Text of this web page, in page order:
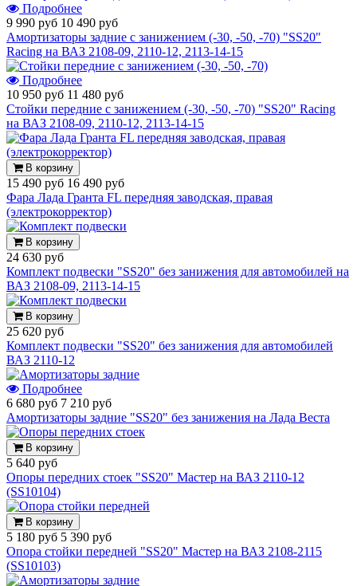
Подробнее
9 990 руб 10 490 руб
Амортизаторы задние с занижением (-30, -50, -70) "SS20"
Racing на ВАЗ 2108-09, 2110-12, 2113-14-15
Подробнее
10 950 руб 11 480 руб
Стойки передние с занижением (-30, -50, -70) "SS20" Racing
на ВАЗ 2108-09, 2110-12, 2113-14-15
В корзину
15 490 руб 16 490 руб
Фара Лада Гранта FL передняя заводская, правая
(электрокорректор)
В корзину
24 630 руб
Комплект подвески "SS20" без занижения для автомобилей на
ВАЗ 2108-09, 2113-14-15
В корзину
25 620 руб
Комплект подвески "SS20" без занижения для автомобилей
ВАЗ 2110-12
Подробнее
6 680 руб 7 210 руб
Амортизаторы задние "SS20" без занижения на Лада Веста
В корзину
5 640 руб
Опоры передних стоек "SS20" Мастер на ВАЗ 2110-12
(SS10104)
В корзину
5 180 руб 5 390 руб
Опора стойки передней "SS20" Мастер на ВАЗ 2108-2115
(SS10103)